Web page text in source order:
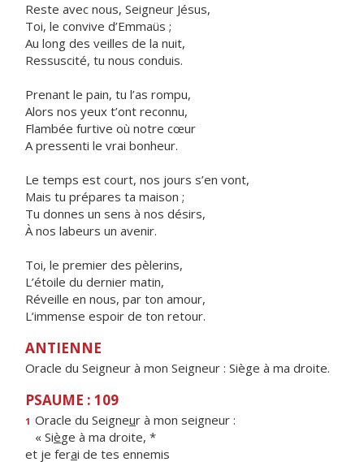
Reste avec nous, Seigneur Jésus,
Toi, le convive d’Emmaüs ;
Au long des veilles de la nuit,
Ressuscité, tu nous conduis.
Prenant le pain, tu l’as rompu,
Alors nos yeux t’ont reconnu,
Flambée furtive où notre cœur
A pressenti le vrai bonheur.
Le temps est court, nos jours s’en vont,
Mais tu prépares ta maison ;
Tu donnes un sens à nos désirs,
À nos labeurs un avenir.
Toi, le premier des pèlerins,
L’étoile du dernier matin,
Réveille en nous, par ton amour,
L’immense espoir de ton retour.
ANTIENNE
Oracle du Seigneur à mon Seigneur : Siège à ma droite.
PSAUME : 109
1 Oracle du Seigneur à mon seigneur :
« Siège à ma droite, *
et je ferai de tes ennemis